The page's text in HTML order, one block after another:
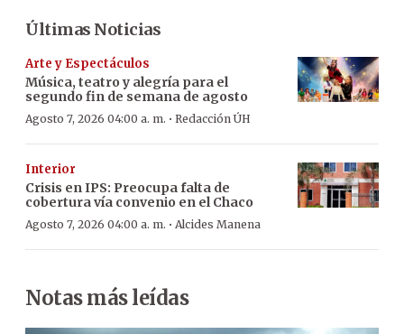
Últimas Noticias
Arte y Espectáculos
Música, teatro y alegría para el
segundo fin de semana de agosto
Agosto 7, 2026 04:00 a. m. · Redacción ÚH
Interior
Crisis en IPS: Preocupa falta de
cobertura vía convenio en el Chaco
Agosto 7, 2026 04:00 a. m. · Alcides Manena
Notas más leídas